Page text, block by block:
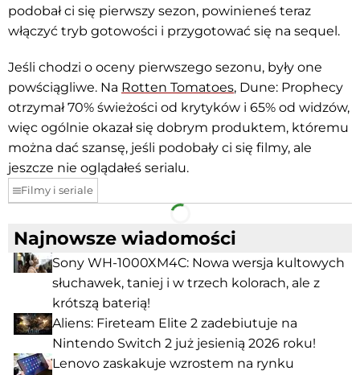
podobał ci się pierwszy sezon, powinieneś teraz
włączyć tryb gotowości i przygotować się na sequel.
Jeśli chodzi o oceny pierwszego sezonu, były one
powściągliwe. Na Rotten Tomatoes, Dune: Prophecy
otrzymał 70% świeżości od krytyków i 65% od widzów,
więc ogólnie okazał się dobrym produktem, któremu
można dać szansę, jeśli podobały ci się filmy, ale
jeszcze nie oglądałeś serialu.
Filmy i seriale
Facebook Telegram
Najnowsze wiadomości
Sony WH-1000XM4C: Nowa wersja kultowych
słuchawek, taniej i w trzech kolorach, ale z
krótszą baterią!
Aliens: Fireteam Elite 2 zadebiutuje na
Nintendo Switch 2 już jesienią 2026 roku!
Lenovo zaskakuje wzrostem na rynku